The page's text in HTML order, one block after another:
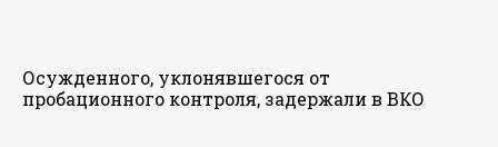
Осужденного, уклонявшегося от
пробационного контроля, задержали в ВКО